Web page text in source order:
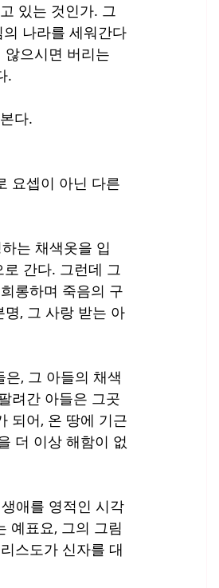
있는 것인가. 그
나라를 세워간다
으시면 버리는
.
다.
요셉이 아닌 다른
는 채색옷을 입
간다. 그런데 그
롱하며 죽음의 구
, 그 사랑 받는 아
, 그 아들의 채색
려간 아들은 그곳
되어, 온 땅에 기근
더 이상 해함이 없
애를 영적인 시각
예표요, 그의 그림
스도가 신자를 대